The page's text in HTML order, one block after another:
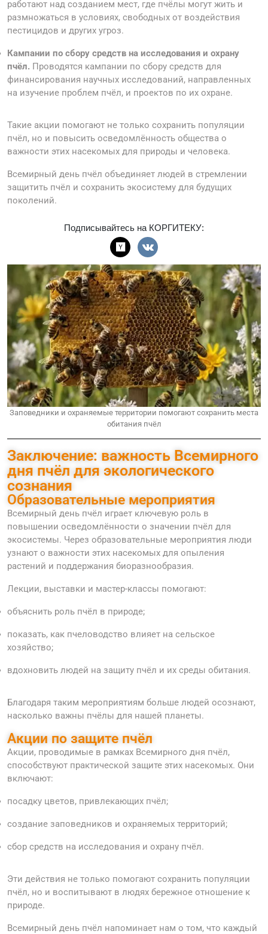
работают над созданием мест, где пчёлы могут жить и
размножаться в условиях, свободных от воздействия
пестицидов и других угроз.
Кампании по сбору средств на исследования и охрану
пчёл. Проводятся кампании по сбору средств для
финансирования научных исследований, направленных
на изучение проблем пчёл, и проектов по их охране.
Такие акции помогают не только сохранить популяции
пчёл, но и повысить осведомлённость общества о
важности этих насекомых для природы и человека.
Всемирный день пчёл объединяет людей в стремлении
защитить пчёл и сохранить экосистему для будущих
поколений.
Подписывайтесь на КОРГИТЕКУ:
Заповедники и охраняемые территории помогают сохранить места
обитания пчёл
Заключение: важность Всемирного
дня пчёл для экологического
сознания
Образовательные мероприятия
Всемирный день пчёл играет ключевую роль в
повышении осведомлённости о значении пчёл для
экосистемы. Через образовательные мероприятия люди
узнают о важности этих насекомых для опыления
растений и поддержания биоразнообразия.
Лекции, выставки и мастер-классы помогают:
объяснить роль пчёл в природе;
показать, как пчеловодство влияет на сельское
хозяйство;
вдохновить людей на защиту пчёл и их среды обитания.
Благодаря таким мероприятиям больше людей осознают,
насколько важны пчёлы для нашей планеты.
Акции по защите пчёл
Акции, проводимые в рамках Всемирного дня пчёл,
способствуют практической защите этих насекомых. Они
включают:
посадку цветов, привлекающих пчёл;
создание заповедников и охраняемых территорий;
сбор средств на исследования и охрану пчёл.
Эти действия не только помогают сохранить популяции
пчёл, но и воспитывают в людях бережное отношение к
природе.
Всемирный день пчёл напоминает нам о том, что каждый